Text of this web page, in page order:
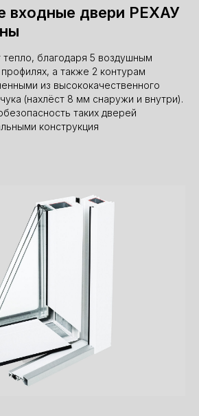
входные двери РЕХАУ
благодаря 5 воздушным
а также 2 контурам
из высококачественного
(нахлёст 8 мм снаружи и внутри).
таких дверей
конструкция